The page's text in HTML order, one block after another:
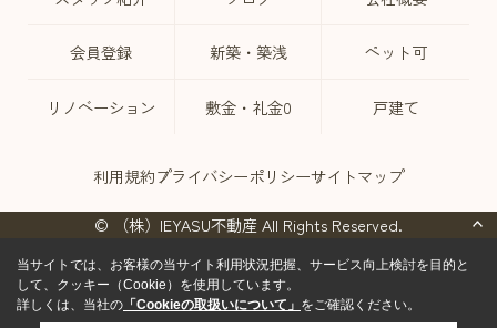
会員登録 新築・築浅 ペット可
リノベーション 敷金・礼金0 戸建て
利用規約プライバシーポリシーサイトマップ
© （株）IEYASU不動産 All Rights Reserved.
当サイトでは、お客様の当サイト利用状況把握、サービス向上検討を目的と
して、クッキー（Cookie）を使用しています。
詳しくは、当社の 「Cookieの取扱いについて」 をご確認ください。